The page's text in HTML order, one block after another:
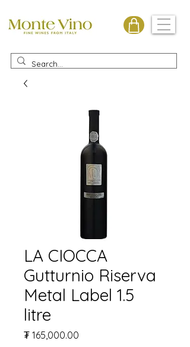
Monte Vino
LA CIOCCA
Gutturnio Riserva
Metal Label 1.5
litre
₮ 165,000.00